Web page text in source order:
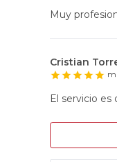
Muy
Cristian
El servicio